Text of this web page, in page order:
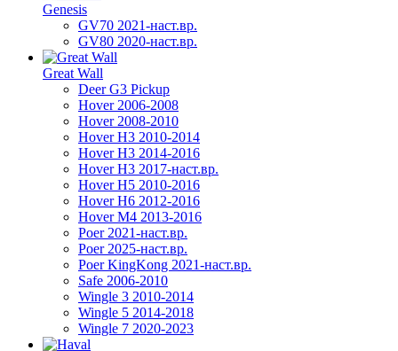
Genesis
GV70 2021-наст.вр.
GV80 2020-наст.вр.
Great Wall
Deer G3 Pickup
Hover 2006-2008
Hover 2008-2010
Hover H3 2010-2014
Hover H3 2014-2016
Hover H3 2017-наст.вр.
Hover H5 2010-2016
Hover H6 2012-2016
Hover M4 2013-2016
Poer 2021-наст.вр.
Poer 2025-наст.вр.
Poer KingKong 2021-наст.вр.
Safe 2006-2010
Wingle 3 2010-2014
Wingle 5 2014-2018
Wingle 7 2020-2023